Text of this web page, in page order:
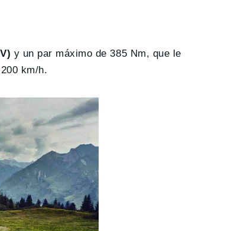
y un par máximo de 385 Nm, que le
km/h.